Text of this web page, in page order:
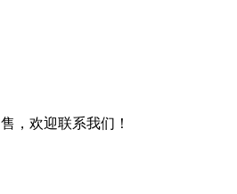
，欢迎联系我们！